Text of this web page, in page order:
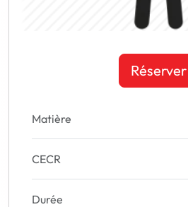
Réserver
Matière
CECR
Durée